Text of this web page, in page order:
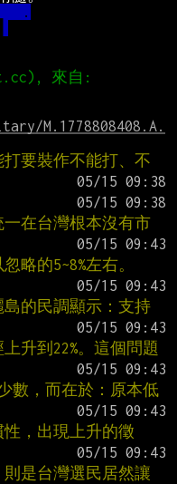
來自:
M.1778808408.A.
要裝作不能打、不
在台灣根本沒有市
略的5~8%左右。
的民調顯示：支持
升到22%。這個問題
數，而在於：原本低
，出現上升的徵
是台灣選民居然讓